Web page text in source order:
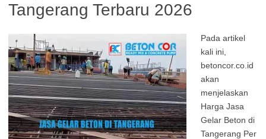
Tangerang Terbaru 2026
Pada artikel
kali ini,
betoncor.co.id
akan
menjelaskan
Harga Jasa
Gelar Beton di
Tangerang Per